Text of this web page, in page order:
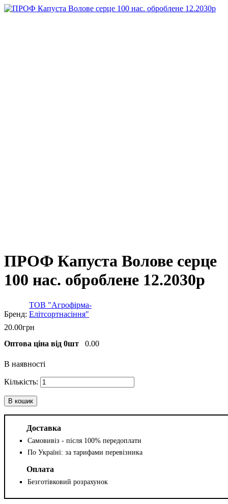
ПРОФ Капуста Волове серце
100 нас. оброблене 12.2030р
ТОВ "Агрофірма-
Елітсортнасіння"
20.00грн
Оптова ціна від 0шт
0.00
В наявності
В кошик
Доставка
Самовивіз - після 100% передоплати
По Україні: за тарифами перевізника
Оплата
Безготівковий розрахунок